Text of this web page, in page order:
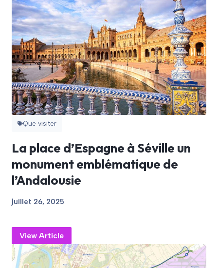
Que visiter
La place d’Espagne à Séville un
monument emblématique de
l’Andalousie
juillet 26, 2025
View Article